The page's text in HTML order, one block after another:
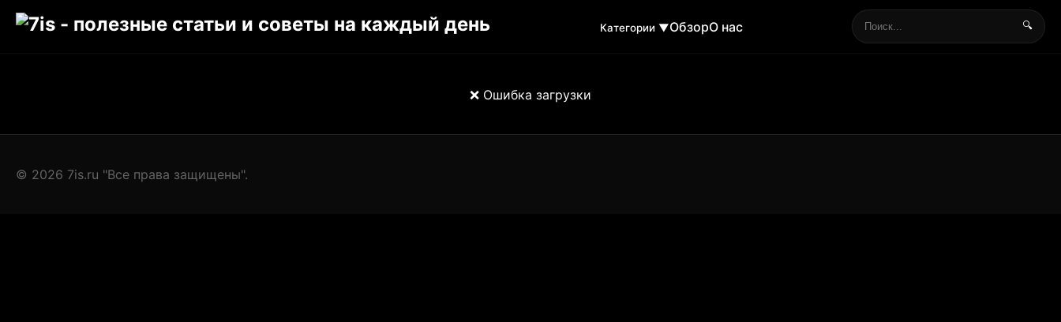
Категории ▼ОбзорО нас 🔍
❌ Ошибка загрузки
© 2026 7is.ru "Все права защищены".